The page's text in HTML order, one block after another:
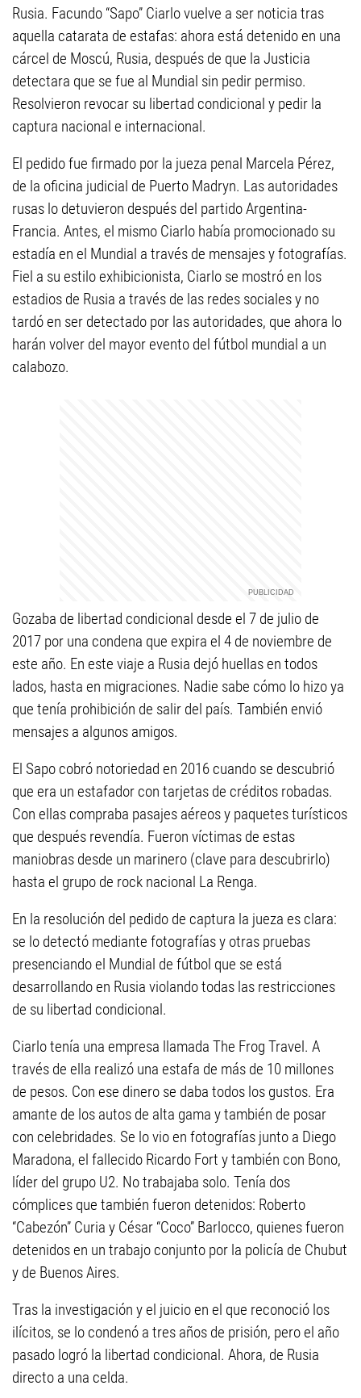
Rusia. Facundo “Sapo” Ciarlo vuelve a ser noticia tras
aquella catarata de estafas: ahora está detenido en una
cárcel de Moscú, Rusia, después de que la Justicia
detectara que se fue al Mundial sin pedir permiso.
Resolvieron revocar su libertad condicional y pedir la
captura nacional e internacional.
El pedido fue firmado por la jueza penal Marcela Pérez,
de la oficina judicial de Puerto Madryn. Las autoridades
rusas lo detuvieron después del partido Argentina-
Francia. Antes, el mismo Ciarlo había promocionado su
estadía en el Mundial a través de mensajes y fotografías.
Fiel a su estilo exhibicionista, Ciarlo se mostró en los
estadios de Rusia a través de las redes sociales y no
tardó en ser detectado por las autoridades, que ahora lo
harán volver del mayor evento del fútbol mundial a un
calabozo.
Gozaba de libertad condicional desde el 7 de julio de
2017 por una condena que expira el 4 de noviembre de
este año. En este viaje a Rusia dejó huellas en todos
lados, hasta en migraciones. Nadie sabe cómo lo hizo ya
que tenía prohibición de salir del país. También envió
mensajes a algunos amigos.
El Sapo cobró notoriedad en 2016 cuando se descubrió
que era un estafador con tarjetas de créditos robadas.
Con ellas compraba pasajes aéreos y paquetes turísticos
que después revendía. Fueron víctimas de estas
maniobras desde un marinero (clave para descubrirlo)
hasta el grupo de rock nacional La Renga.
En la resolución del pedido de captura la jueza es clara:
se lo detectó mediante fotografías y otras pruebas
presenciando el Mundial de fútbol que se está
desarrollando en Rusia violando todas las restricciones
de su libertad condicional.
Ciarlo tenía una empresa llamada The Frog Travel. A
través de ella realizó una estafa de más de 10 millones
de pesos. Con ese dinero se daba todos los gustos. Era
amante de los autos de alta gama y también de posar
con celebridades. Se lo vio en fotografías junto a Diego
Maradona, el fallecido Ricardo Fort y también con Bono,
líder del grupo U2. No trabajaba solo. Tenía dos
cómplices que también fueron detenidos: Roberto
“Cabezón” Curia y César “Coco” Barlocco, quienes fueron
detenidos en un trabajo conjunto por la policía de Chubut
y de Buenos Aires.
Tras la investigación y el juicio en el que reconoció los
ilícitos, se lo condenó a tres años de prisión, pero el año
pasado logró la libertad condicional. Ahora, de Rusia
directo a una celda.